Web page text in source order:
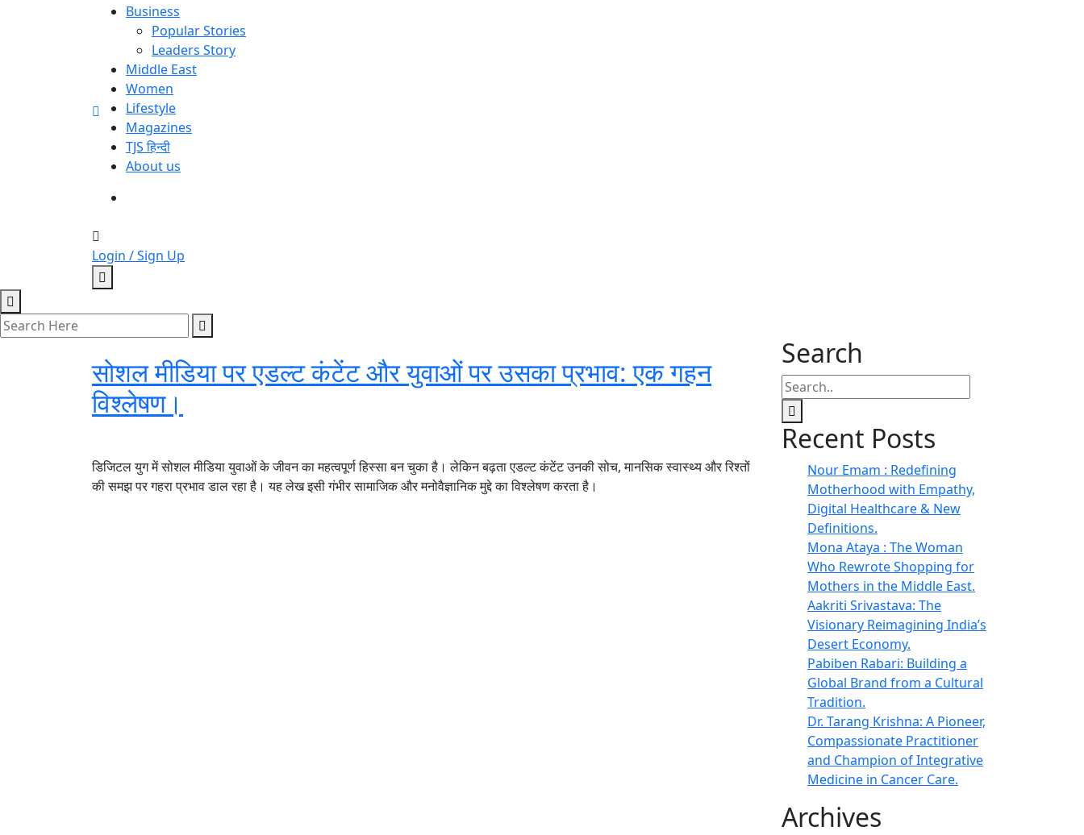
Business
Popular Stories
Leaders Story
Middle East
Women
Lifestyle
Magazines
TJS हिन्दी
About us
Login / Sign Up
सोशल मीडिया पर एडल्ट कंटेंट और युवाओं पर उसका प्रभाव: एक गहन
विश्लेषण।
डिजिटल युग में सोशल मीडिया युवाओं के जीवन का महत्वपूर्ण हिस्सा बन चुका है। लेकिन बढ़ता एडल्ट कंटेंट उनकी सोच, मानसिक स्वास्थ्य और रिश्तों
की समझ पर गहरा प्रभाव डाल रहा है। यह लेख इसी गंभीर सामाजिक और मनोवैज्ञानिक मुद्दे का विश्लेषण करता है।
Search
Recent Posts
Nour Emam : Redefining
Motherhood with Empathy,
Digital Healthcare & New
Definitions.
Mona Ataya : The Woman
Who Rewrote Shopping for
Mothers in the Middle East.
Aakriti Srivastava: The
Visionary Reimagining India’s
Desert Economy.
Pabiben Rabari: Building a
Global Brand from a Cultural
Tradition.
Dr. Tarang Krishna: A Pioneer,
Compassionate Practitioner
and Champion of Integrative
Medicine in Cancer Care.
Archives